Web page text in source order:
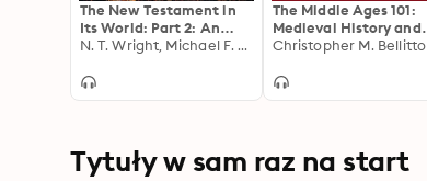
The New Testament in
Its World: Part 2: An
Introduction to the
Theology of the First
N. T. Wright, Michael F. Bird
The Middle Ages 101:
Medieval History and
Life
Christopher M. Bellitto
Tytuły w sam raz na start